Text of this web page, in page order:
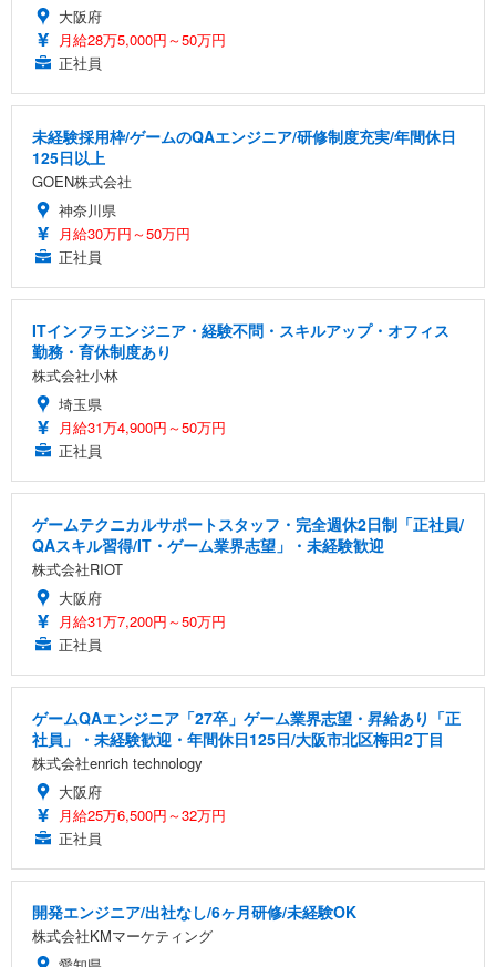
大阪府
月給28万5,000円～50万円
正社員
未経験採用枠/ゲームのQAエンジニア/研修制度充実/年間休日
125日以上
GOEN株式会社
神奈川県
月給30万円～50万円
正社員
ITインフラエンジニア・経験不問・スキルアップ・オフィス
勤務・育休制度あり
株式会社小林
埼玉県
月給31万4,900円～50万円
正社員
ゲームテクニカルサポートスタッフ・完全週休2日制「正社員/
QAスキル習得/IT・ゲーム業界志望」・未経験歓迎
株式会社RIOT
大阪府
月給31万7,200円～50万円
正社員
ゲームQAエンジニア「27卒」ゲーム業界志望・昇給あり「正
社員」・未経験歓迎・年間休日125日/大阪市北区梅田2丁目
株式会社enrich technology
大阪府
月給25万6,500円～32万円
正社員
開発エンジニア/出社なし/6ヶ月研修/未経験OK
株式会社KMマーケティング